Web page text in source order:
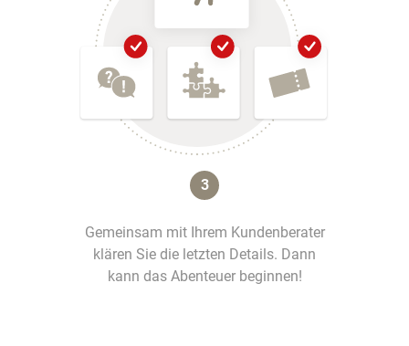
3
Gemeinsam mit Ihrem Kundenberater
klären Sie die letzten Details. Dann
kann das Abenteuer beginnen!